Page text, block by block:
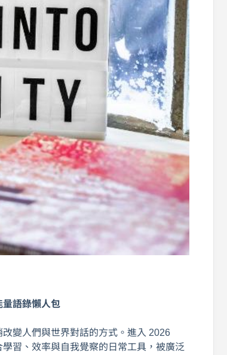
量語錄懶人包
變人們與世界對話的方式。進入 2026
習、效率與自我覺察的日常工具，被廣泛